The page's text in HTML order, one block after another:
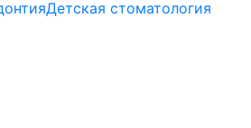
Детская стоматология